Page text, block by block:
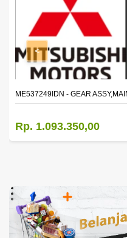
LH
ME537249IDN - GEAR
Rp. 1.093.350,00
<